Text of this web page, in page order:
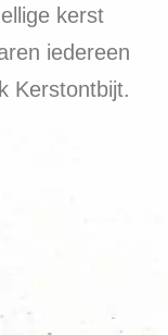
kerst
iedereen
Kerstontbijt.